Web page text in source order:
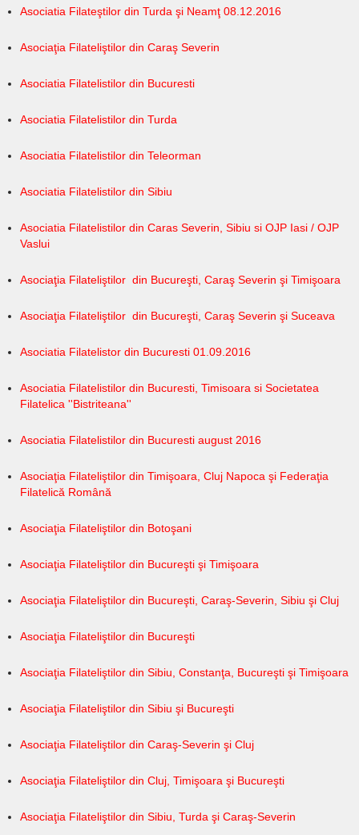
Asociatia Filateştilor din Turda şi Neamţ 08.12.2016
Asociaţia Filateliştilor din Caraş Severin
Asociatia Filatelistilor din Bucuresti
Asociatia Filatelistilor din Turda
Asociatia Filatelistilor din Teleorman
Asociatia Filatelistilor din Sibiu
Asociatia Filatelistilor din Caras Severin, Sibiu si OJP Iasi / OJP
Vaslui
Asociaţia Filateliştilor din Bucureşti, Caraş Severin şi Timişoara
Asociaţia Filateliştilor din Bucureşti, Caraş Severin şi Suceava​
Asociatia Filatelistor din Bucuresti 01.09.2016
Asociatia Filatelistilor din Bucuresti, Timisoara si Societatea
Filatelica ''Bistriteana''
Asociatia Filatelistilor din Bucuresti august 2016
Asociaţia Filateliştilor din Timişoara, Cluj Napoca şi Federaţia
Filatelică Română
Asociaţia Filateliştilor din Botoşani
Asociaţia Filateliştilor din Bucureşti şi Timişoara
Asociaţia Filateliştilor din Bucureşti, Caraş-Severin, Sibiu şi Cluj
Asociaţia Filateliştilor din Bucureşti
Asociaţia Filateliştilor din Sibiu, Constanţa, Bucureşti şi Timişoara
Asociaţia Filateliştilor din Sibiu şi Bucureşti
Asociaţia Filateliştilor din Caraş-Severin şi Cluj
Asociaţia Filateliştilor din Cluj, Timişoara şi Bucureşti
Asociaţia Filateliştilor din Sibiu, Turda şi Caraş-Severin